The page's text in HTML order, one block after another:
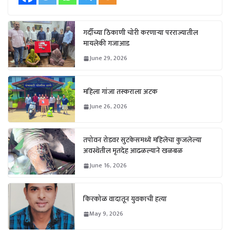
गर्दीच्या ठिकाणी चोरी करणाऱ्या परराज्यातील
मायलेकी गजाआड
June 29, 2026
महिला गांजा तस्कराला अटक
June 26, 2026
तपोवन रोडवर सुटकेसमध्ये महिलेचा कुजलेल्या
अवस्थेतील मृतदेह आढळल्याने खळबळ
June 16, 2026
किरकोळ वादातून युवकाची हत्या
May 9, 2026